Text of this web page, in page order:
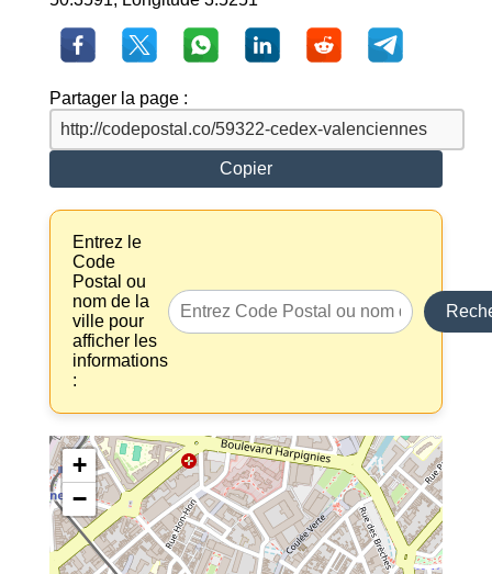
Partager la page :
Copier
Entrez le
Code
Postal ou
nom de la
ville pour
afficher les
informations
:
+
−